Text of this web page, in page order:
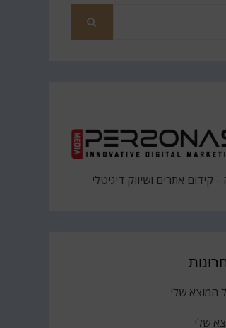
קידום אתרים ושיווק דיגיטלי
המוצא שלי
שלי